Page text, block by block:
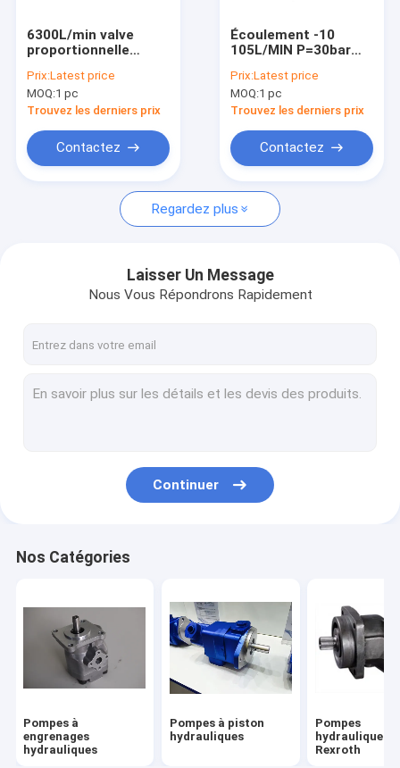
Nouvelles
Demandez une citation
Pompes à engrenages hydrauliques
Pompes hydrauliques de Rexroth
valve proportionnelle hydraulique
Valves hydrauliques de Rexroth
Soupape de commande directionnelle
Systèmes de pompe hydraulique
Pompe hydraulique tandem
Excavatrice Parts de Caterpillar
6300L/min valve
proportionnelle
cartouche de
manière de la valve
MA-LIQZO-LES 2
Prix:Latest price
MOQ:1 pc
Trouvez les derniers prix
Contactez
Écoulement -10
105L/MIN P=30bar
hydraulique de la
valve 06 de MA-DHZO
MA-DKZOR
Prix:Latest price
MOQ:1 pc
Trouvez les derniers prix
Contactez
Regardez plus
Laisser Un Message
Nous Vous Répondrons Rapidement
Continuer
Nos Catégories
Pompes à
engrenages
hydrauliques
Pompes à piston
hydrauliques
Pompes
hydrauliques
Rexroth